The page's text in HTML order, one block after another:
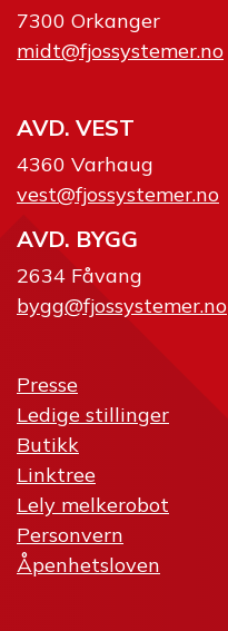
7300 Orkanger
midt@fjossystemer.no
AVD. VEST
4360 Varhaug
vest@fjossystemer.no
AVD. BYGG
2634 Fåvang
bygg@fjossystemer.no
Presse
Ledige stillinger
Butikk
Linktree
Lely melkerobot
Personvern
Åpenhetsloven